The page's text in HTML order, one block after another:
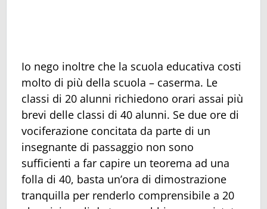
Io nego inoltre che la scuola educativa costi
molto di più della scuola – caserma. Le
classi di 20 alunni richiedono orari assai più
brevi delle classi di 40 alunni. Se due ore di
vociferazione concitata da parte di un
insegnante di passaggio non sono
sufficienti a far capire un teorema ad una
folla di 40, basta un’ora di dimostrazione
tranquilla per renderlo comprensibile a 20